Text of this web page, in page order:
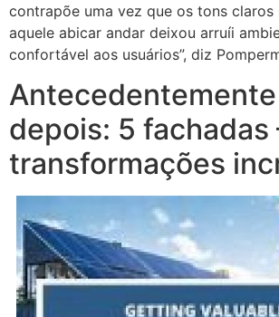
contrapõe uma vez que os tons claros
aquele abicar andar deixou arruíi
confortável aos usuários”, diz
depois: 5 fachadas
transformações